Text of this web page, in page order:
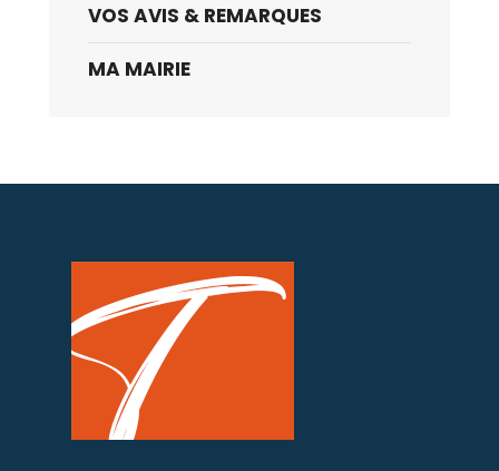
VOS AVIS & REMARQUES
MA MAIRIE